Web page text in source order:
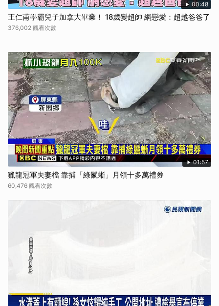
00:48
王仁甫學霸兒子加拿大畢業！ 18歲變超帥 網戀愛：超越爸爸了
376,002 觀看次數
01:57
獵龍冠軍夫妻檔 靠捕「綠鬣蜥」月領十多萬禮券
60,476 觀看次數